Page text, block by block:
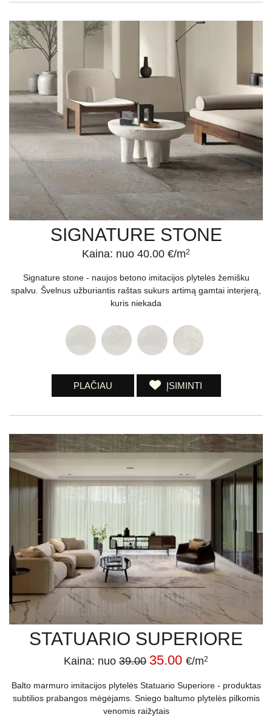
SIGNATURE STONE
Kaina: nuo 40.00 €/m2
Signature stone - naujos betono imitacijos plytelės žemišku
spalvu. Švelnus užburiantis raštas sukurs artimą gamtai interjerą,
kuris niekada
PLAČIAU ĮSIMINTI
STATUARIO SUPERIORE
Kaina: nuo 39.00 35.00 €/m2
Balto marmuro imitacijos plytelės Statuario Superiore - produktas
subtilios prabangos mėgėjams. Sniego baltumo plytelės pilkomis
venomis raižytais